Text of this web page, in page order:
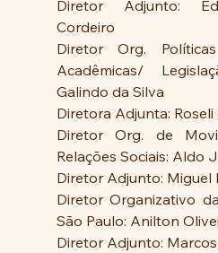
Diretor Adjunto:
Cordeiro
Diretor Org. Políticas
Acadêmicas/
Galindo da Silva
Diretora Adjunta:
Diretor Org. de
Relações Sociais: Aldo
Diretor Adjunto: Miguel
Diretor Organizativo
São Paulo: Anilton
Diretor Adjunto: